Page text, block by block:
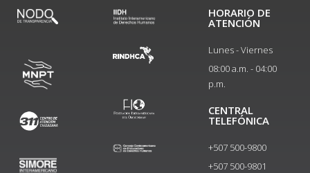
HORARIO DE
ATENCIÓN
Lunes - Viernes
08:00 a.m. - 04:00
p.m.
CENTRAL
TELEFÓNICA
+507 500-9800
+507 500-9801​